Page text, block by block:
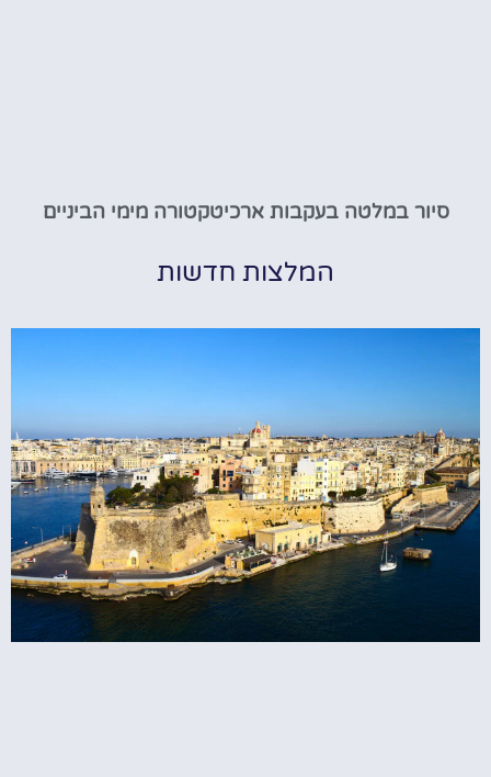
סיור במלטה בעקבות ארכיטקטורה מימי הביניים
המלצות חדשות